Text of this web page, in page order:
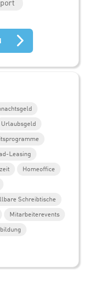
Urlaubsgeld
Leasing
Homeoffice
Schreibtische
Mitarbeiterevents